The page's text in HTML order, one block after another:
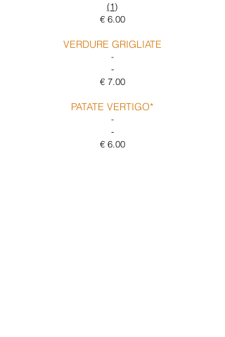
(1)
€ 6.00
VERDURE GRIGLIATE
-
-
€ 7.00
PATATE VERTIGO*
-
-
€ 6.00